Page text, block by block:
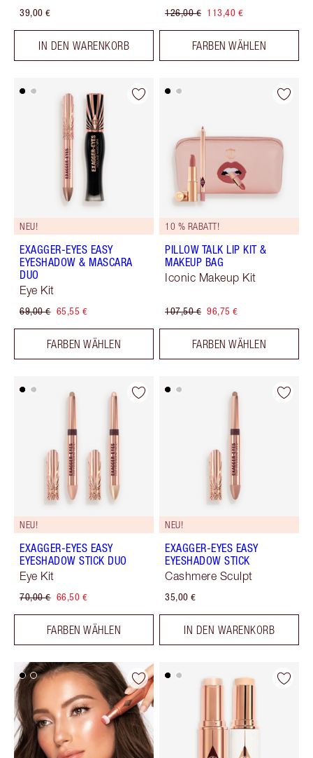
39,00 €
IN DEN WARENKORB
126,00 € 113,40 €
FARBEN WÄHLEN
NEU!
EXAGGER-EYES EASY
EYESHADOW & MASCARA
DUO
Eye Kit
69,00 € 65,55 €
FARBEN WÄHLEN
10 % RABATT!
PILLOW TALK LIP KIT &
MAKEUP BAG
Iconic Makeup Kit
107,50 € 96,75 €
FARBEN WÄHLEN
NEU!
EXAGGER-EYES EASY
EYESHADOW STICK DUO
Eye Kit
70,00 € 66,50 €
FARBEN WÄHLEN
NEU!
EXAGGER-EYES EASY
EYESHADOW STICK
Cashmere Sculpt
35,00 €
IN DEN WARENKORB